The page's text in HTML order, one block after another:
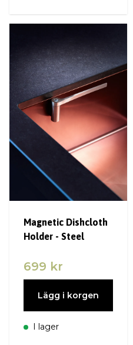
Magnetic Dishcloth
Holder - Steel
699 kr
Lägg i korgen
I lager